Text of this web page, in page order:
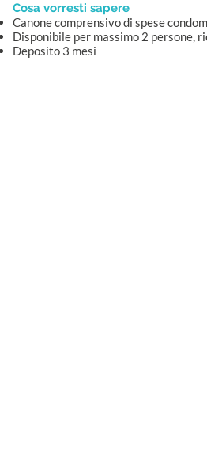
Cosa vorresti sapere
Canone comprensivo di spese
Disponibile per massimo 2 persone,
Deposito 3 mesi